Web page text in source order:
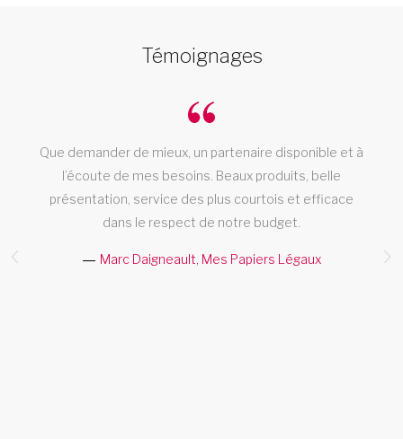
Témoignages
Que demander de mieux, un partenaire disponible et à
l’écoute de mes besoins. Beaux produits, belle
présentation, service des plus courtois et efficace
dans le respect de notre budget.
Marc Daigneault, Mes Papiers Légaux